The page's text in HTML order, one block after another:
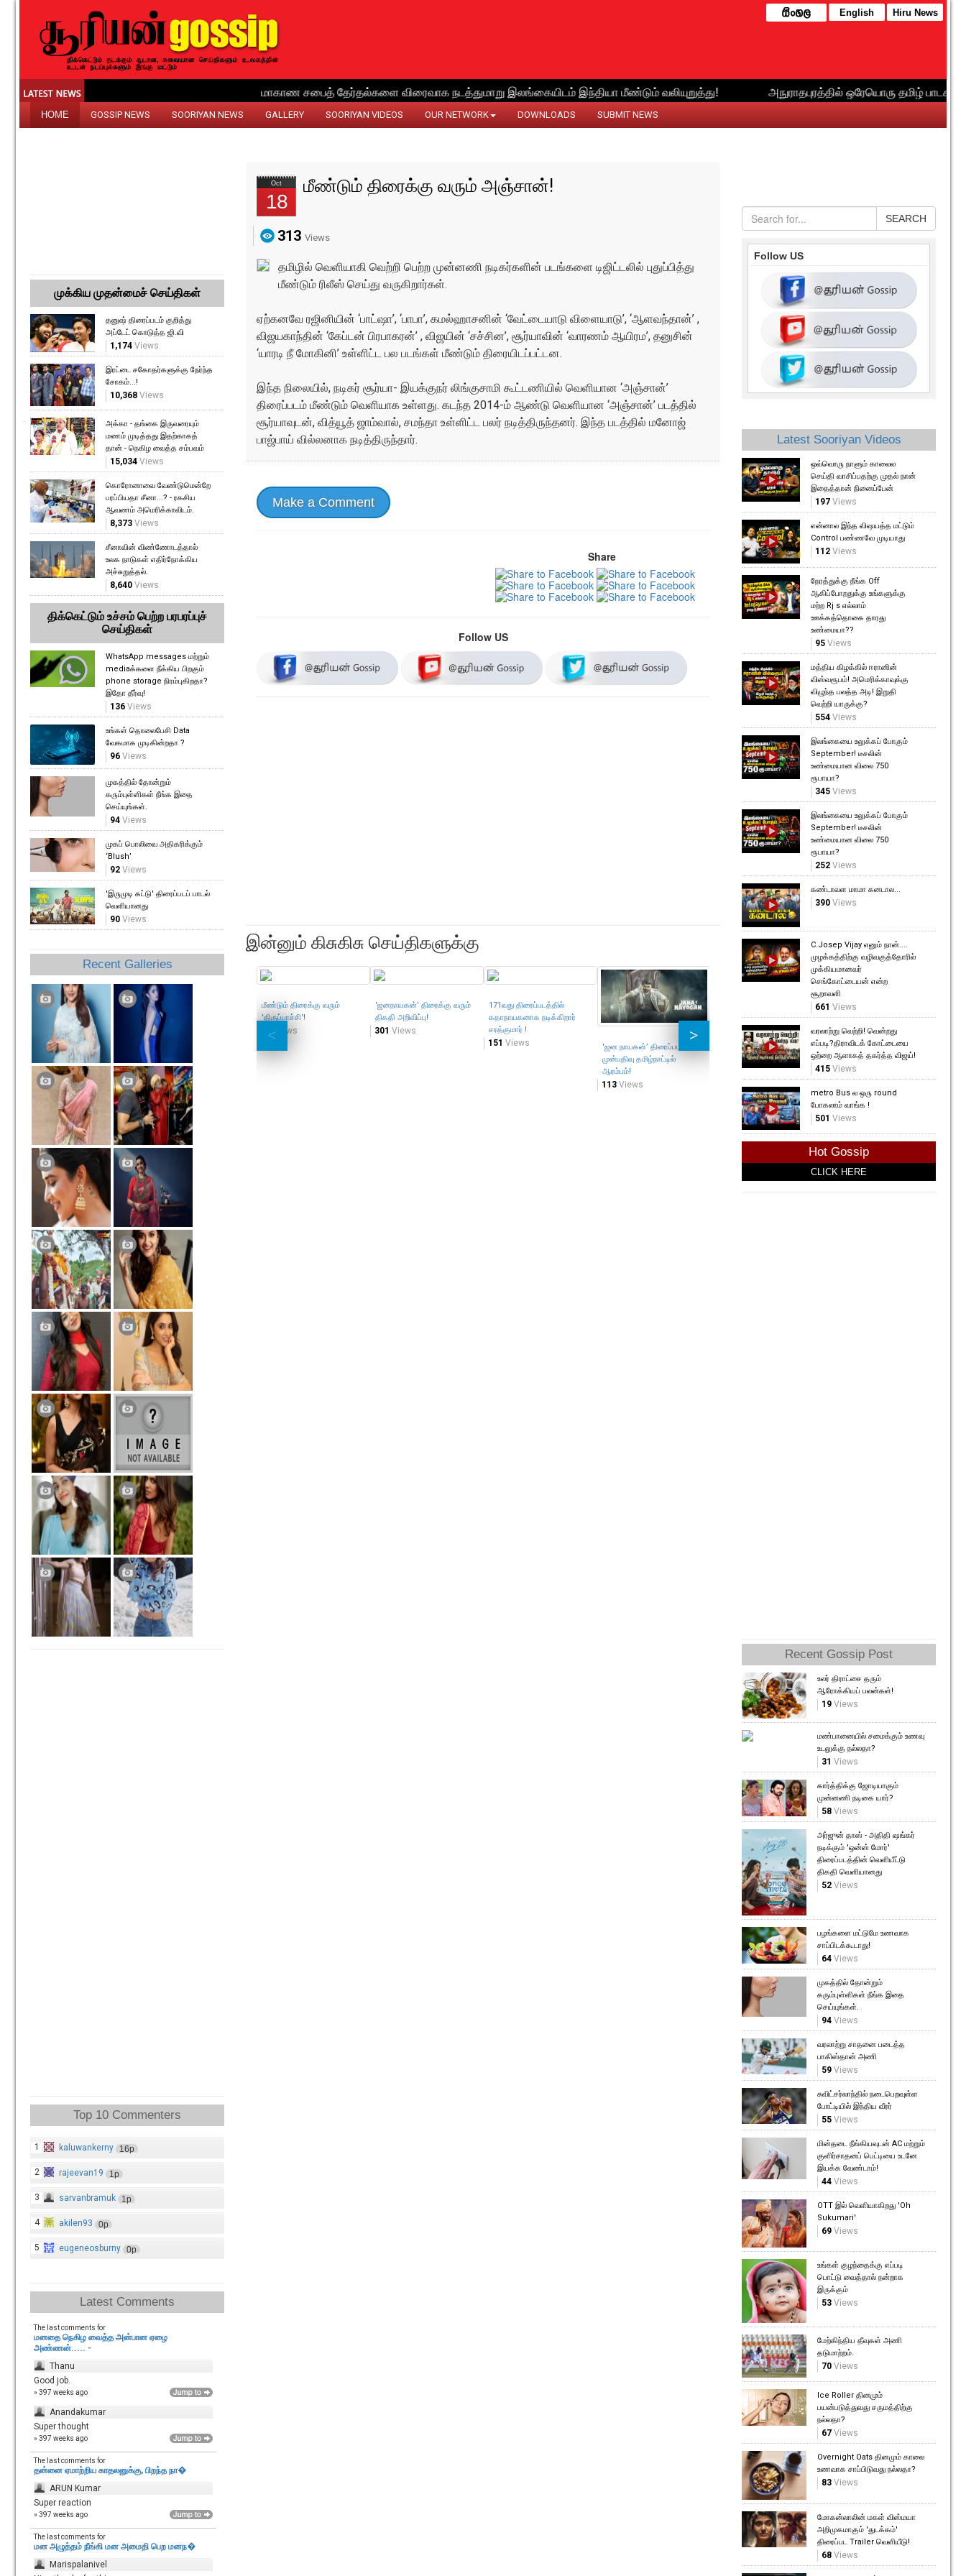
English Hiru News
HOME GOSSIP NEWS SOORIYAN NEWS GALLERY SOORIYAN VIDEOS OUR NETWORK DOWNLOADS SUBMIT NEWS
Oct
18
மீண்டும் திரைக்கு வரும் அஞ்சான்!
313 Views
தமிழில் வெளியாகி வெற்றி பெற்ற முன்னணி நடிகர்களின் படங்களை டிஜிட்டலில் புதுப்பித்து
மீண்டும் ரிலீஸ் செய்து வருகிறார்கள்.
ஏற்கனவே ரஜினியின் ‘பாட்ஷா’, ‘பாபா’, கமல்ஹாசனின் ‘வேட்டையாடு விளையாடு’, ‘ஆளவந்தான்’ ,
விஜயகாந்தின் ‘கேப்டன் பிரபாகரன்’ , விஜயின் ‘சச்சின’, சூர்யாவின் ‘வாரணம் ஆயிரம’, தனுசின்
‘யாரடி நீ மோகினி’ உள்ளிட்ட பல படங்கள் மீண்டும் திரையிடப்பட்டன.
இந்த நிலையில், நடிகர் சூர்யா- இயக்குநர் லிங்குசாமி கூட்டணியில் வெளியான ‘அஞ்சான்’
திரைப்படம் மீண்டும் வெளியாக உள்ளது. கடந்த 2014-ம் ஆண்டு வெளியான ‘அஞ்சான்’ படத்தில்
சூர்யாவுடன், வித்யூத் ஜாம்வால், சமந்தா உள்ளிட்ட பலர் நடித்திருந்தனர். இந்த படத்தில் மனோஜ்
பாஜ்பாய் வில்லனாக நடித்திருந்தார்.
Make a Comment
Share
Follow US
இன்னும் கிசுகிசு செய்திகளுக்கு
மீண்டும் திரைக்கு வரும்
'திருப்பாச்சி'!
Views
'ஜனநாயகன்' திரைக்கு வரும்
திகதி அறிவிப்பு!
301 Views
171வது திரைப்படத்தில்
கதாநாயகனாக நடிக்கிறார்
சரத்குமார் !
151 Views
'ஜன நாயகன்’ திரைப்பட
முன்பதிவு தமிழ்நாட்டில்
ஆரம்பம்!
113 Views
இலங்கை டெஸ்ட் தொடர்
Views
குரோஷியாவில் கடலுக்கு
அடியில் அருங்காட்சியகம் !
91Views
SEARCH
Follow US
Latest Sooriyan Videos
ஒவ்வொரு நாளும் காலைல
செய்தி வாசிப்பதற்கு முதல் நான்
இதைத்தான் நினைப்பேன்
197 Views
என்னால இந்த விஷயத்த மட்டும்
Control பண்ணவே முடியாது
112 Views
நேரத்துக்கு நீங்க Off
ஆகிப்போறதுக்கு உங்களுக்கு
மற்ற Rj s எல்லாம்
ஊக்கத்தொகை தாரது
உண்மையா??
95 Views
மத்திய கிழக்கில் ஈரானின்
விஸ்வரூபம்! அமெரிக்காவுக்கு
விழுந்த பலத்த அடி! இறுதி
வெற்றி யாருக்கு?
554 Views
இலங்கையை உலுக்கப் போகும்
September! டீசலின்
உண்மையான விலை 750
ரூபாயா?
345 Views
இலங்கையை உலுக்கப் போகும்
September! டீசலின்
உண்மையான விலை 750
ரூபாயா?
252 Views
கண்டாவள மாமா கனடால...
390 Views
C.Josep Vijay எனும் நான்....
முழக்கத்திற்கு வழிவகுத்தோரில்
முக்கியமானவர்
செங்கோட்டையன் என்ற
சூறாவளி
661 Views
வரலாற்று வெற்றி! வென்றது
எப்படி?திராவிடக் கோட்டையை
ஒற்றை ஆளாகத் தகர்த்த விஜய்!
415 Views
metro Bus ல ஒரு round
போகலாம் வாங்க !
501 Views
Hot Gossip
CLICK HERE
Recent Gossip Post
உலர் திராட்சை தரும்
ஆரோக்கியப் பலன்கள்!
19 Views
மண்பானையில் சமைக்கும் உணவு
உடலுக்கு நல்லதா?
31 Views
கார்த்திக்கு ஜோடியாகும்
முன்னணி நடிகை யார்?
58 Views
அர்ஜுன் தாஸ் - அதிதி ஷங்கர்
நடிக்கும் 'ஒன்ஸ் மோர்'
திரைப்படத்தின் வெளியீட்டு
திகதி வெளியானது
52 Views
பழங்களை மட்டுமே உணவாக
சாப்பிடக்கூடாது!
64 Views
முகத்தில் தோன்றும்
கரும்புள்ளிகள் நீங்க இதை
செய்யுங்கள்.
94 Views
வரலாற்று சாதனை படைத்த
பாகிஸ்தான் அணி
59 Views
சுவிட்சர்லாந்தில் நடைபெறவுள்ள
போட்டியில் இந்திய வீரர்
55 Views
மின்தடை நீங்கியவுடன் AC மற்றும்
குளிர்சாதனப் பெட்டியை உடனே
இயக்க வேண்டாம்!
44 Views
OTT இல் வெளியாகிறது 'Oh
Sukumari'
69 Views
உங்கள் குழந்தைக்கு எப்படி
பொட்டு வைத்தால் நன்றாக
இருக்கும்
53 Views
மேற்கிந்திய தீவுகள் அணி
தடுமாற்றம்.
70 Views
Ice Roller தினமும்
பயன்படுத்துவது சருமத்திற்கு
நல்லதா?
67 Views
Overnight Oats தினமும் காலை
உணவாக சாப்பிடுவது நல்லதா?
83 Views
மோகன்லாலின் மகள் விஸ்மயா
அறிமுகமாகும் 'துடக்கம்'
திரைப்பட Trailer வெளியீடு!
68 Views
முக்கிய முதன்மைச் செய்திகள்
தனுஷ் திரைப்படம் குறித்து
அப்டேட் கொடுத்த ஜி.வி
1,174 Views
இரட்டை சகோதர்களுக்கு நேர்ந்த
சோகம்...!
10,368 Views
அக்கா - தங்கை இருவரையும்
மணம் முடித்தது இதற்காகத்
தான் - நெகிழ வைத்த சம்பவம்
15,034 Views
கொரோனாவை வேண்டுமென்றே
பரப்பியதா சீனா...? - ரகசிய
ஆவணம் அமெரிக்காவிடம்.
8,373 Views
சீனாவின் விண்ணோடத்தால்
உலக நாடுகள் எதிர்நோக்கிய
அச்சுறுத்தல்.
8,640 Views
திக்கெட்டும் உச்சம் பெற்ற பரபரப்புச்
செய்திகள்
WhatsApp messages மற்றும்
mediaக்களை நீக்கிய பிறகும்
phone storage நிரம்புகிறதா?
இதோ தீர்வு!
136 Views
உங்கள் தொலைபேசி Data
வேகமாக முடிகின்றதா ?
96 Views
முகத்தில் தோன்றும்
கரும்புள்ளிகள் நீங்க இதை
செய்யுங்கள்.
94 Views
முகப் பொலிவை அதிகரிக்கும்
‘Blush’
92 Views
'இருமுடி கட்டு' திரைப்படப் பாடல்
வெளியானது
90 Views
Recent Galleries
Top 10 Commenters
1 kaluwankerny 16p
2 rajeevan19 1p
3 sarvanbramuk 1p
4 akilen93 0p
5 eugeneosburny 0p
Latest Comments
The last comments for
மனதை நெகிழ வைத்த அன்பான ஏழை
அண்ணன்..... -
Thanu
Good job.
» 397 weeks ago
Anandakumar
Super thought
» 397 weeks ago
The last comments for
தன்னை ஏமாற்றிய காதலனுக்கு, பிறந்த நா�
ARUN Kumar
Super reaction
» 397 weeks ago
The last comments for
மன அழுத்தம் நீங்கி மன அமைதி பெற‌ மனந�
Marispalanivel